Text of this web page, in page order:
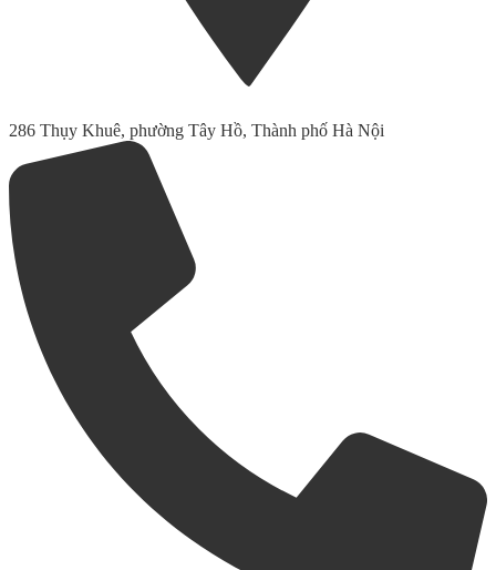
286 Thụy Khuê, phường Tây Hồ, Thành phố Hà Nội